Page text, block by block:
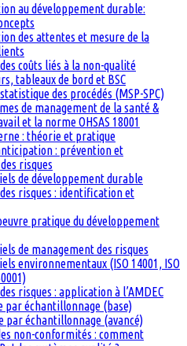
au développement durable:
des attentes et mesure de la
coûts liés à la non-qualité
tableaux de bord et BSC
des procédés (MSP-SPC)
de management de la santé &
et la norme OHSAS 18001
: théorie et pratique
: prévention et
risques
de développement durable
risques : identification et
pratique du développement
de management des risques
environnementaux (ISO 14001, ISO
risques : application à l’AMDEC
par échantillonnage (base)
par échantillonnage (avancé)
non-conformités : comment